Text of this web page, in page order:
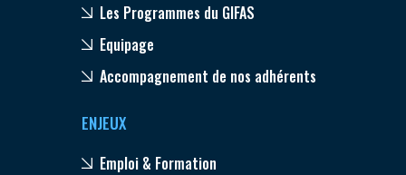
Les Programmes du GIFAS
Equipage
Accompagnement de nos adhérents
ENJEUX
Emploi & Formation